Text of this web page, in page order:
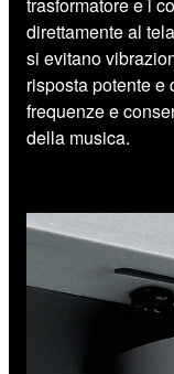
direttamente al
si evitano
risposta potente e
frequenze e
della musica.